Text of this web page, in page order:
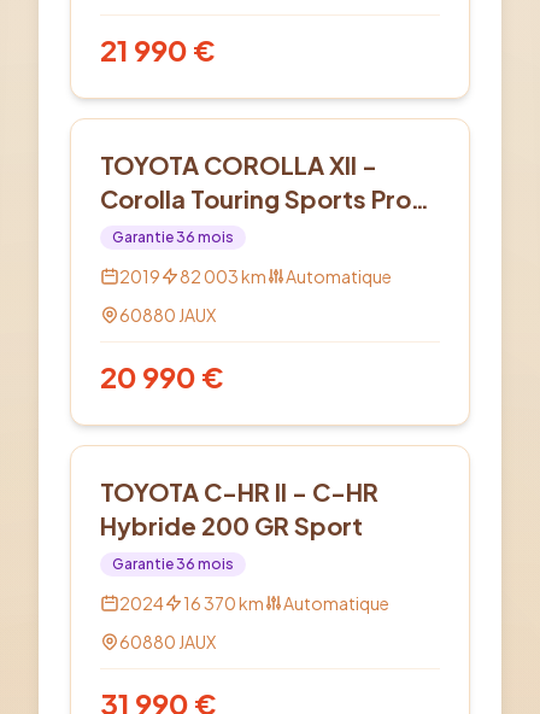
21 990 €
TOYOTA COROLLA XII -
Corolla Touring Sports Pro
Hybride 122h Dynamic
Business
Garantie36 mois
2019 82 003km
Automatique
60880 JAUX
20 990 €
TOYOTA C-HR II - C-HR
Hybride 200 GR Sport
Garantie36 mois
2024 16 370km
Automatique
60880 JAUX
31 990 €